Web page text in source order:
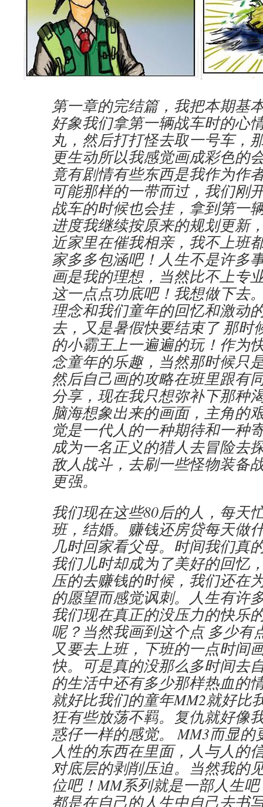
第一章的完结篇，我把本期基
好象我们拿第一辆战车时的心
丸，然后打打怪去取一号车，
更生动所以我感觉画成彩色的
竟有剧情有些东西是我作为作
可能那样的一带而过，我们刚
战车的时候也会挂，拿到第一
进度我继续按原来的规划更新
近家里在催我相亲，我不上班
家多多包涵吧！人生不是许多
画是我的理想，当然比不上专
这一点点功底吧！我想做下去
理念和我们童年的回忆和激动
去，又是暑假快要结束了 那时
的小霸王上一遍遍的玩！作为
念童年的乐趣，当然那时候只
然后自己画的攻略在班里跟有
分享，现在我只想弥补下那种
脑海想象出来的画面，主角的
觉是一代人的一种期待和一种
成为一名正义的猎人去冒险去
敌人战斗，去刷一些怪物装备
更强。
我们现在这些80后的人，每天
班，结婚。赚钱还房贷每天做
几时回家看父母。时间我们真
我们儿时却成为了美好的回忆
压的去赚钱的时候，我们还在
的愿望而感觉讽刺。人生有许
我们现在真正的没压力的快乐
呢？当然我画到这个点 多少有
又要去上班，下班的一点时间
快。可是真的没那么多时间去
的生活中还有多少那样热血的
就好比我们的童年MM2就好比
狂有些放荡不羁。复仇就好像
惑仔一样的感觉。 MM3而显的
人性的东西在里面，人与人的
对底层的剥削压迫。当然我的
位吧！MM系列就是一部人生
都是在自己的人生中自己去书